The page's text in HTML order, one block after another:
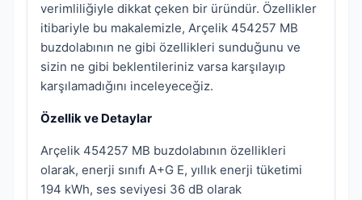
verimliliğiyle dikkat çeken bir üründür. Özellikler
itibariyle bu makalemizle, Arçelik 454257 MB
buzdolabının ne gibi özellikleri sunduğunu ve
sizin ne gibi beklentileriniz varsa karşılayıp
karşılamadığını inceleyeceğiz.
Özellik ve Detaylar
Arçelik 454257 MB buzdolabının özellikleri
olarak, enerji sınıfı A+G E, yıllık enerji tüketimi
194 kWh, ses seviyesi 36 dB olarak